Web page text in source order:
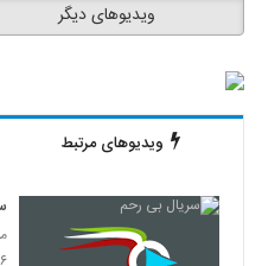
ویدیوهای دیگر
ویدیوهای مرتبط